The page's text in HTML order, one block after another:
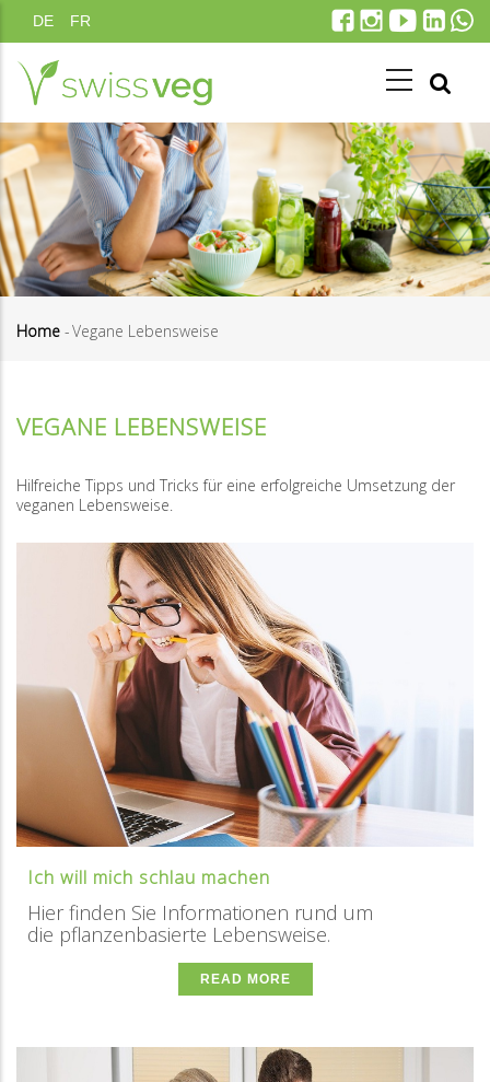
to
main
content
DE FR
Home -Vegane Lebensweise
VEGANE LEBENSWEISE
Hilfreiche Tipps und Tricks für eine erfolgreiche Umsetzung der
veganen Lebensweise.
Ich will mich schlau machen
Hier finden Sie Informationen rund um
die pflanzenbasierte Lebensweise.
READ MORE